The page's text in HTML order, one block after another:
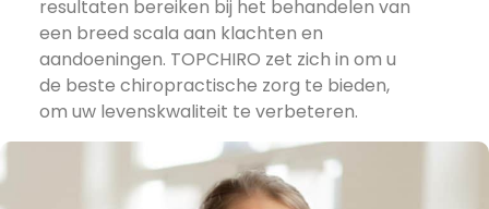
resultaten bereiken bij het behandelen van
een breed scala aan klachten en
aandoeningen. TOPCHIRO zet zich in om u
de beste chiropractische zorg te bieden,
om uw levenskwaliteit te verbeteren.